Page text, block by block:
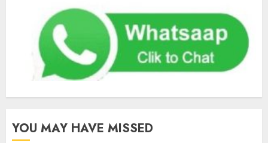
YOU MAY HAVE MISSED